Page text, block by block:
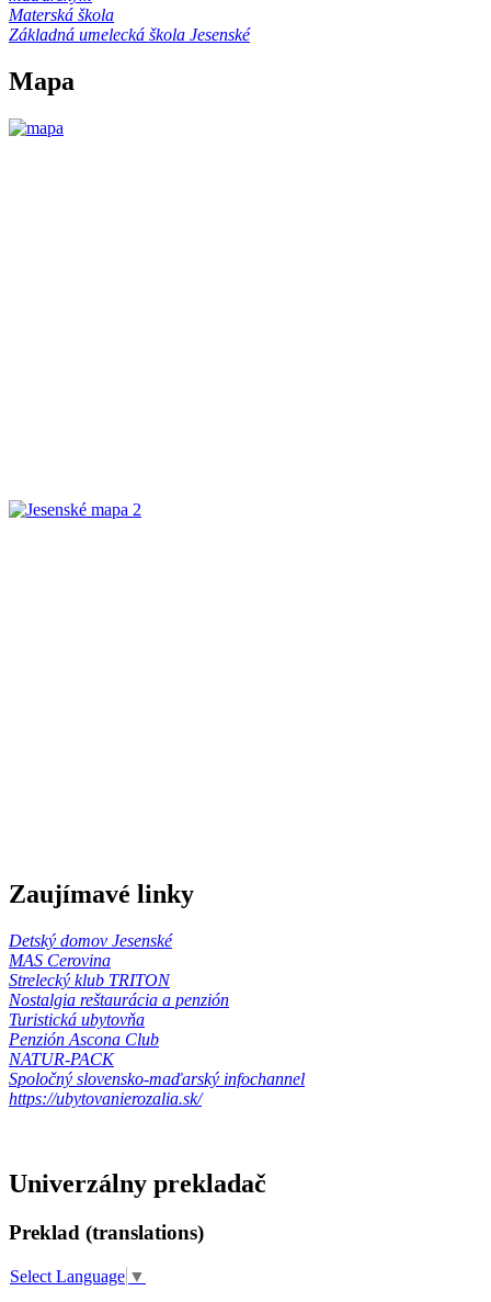
Materská škola
Základná umelecká škola Jesenské
Mapa
Zaujímavé linky
Detský domov Jesenské
MAS Cerovina
Strelecký klub TRITON
Nostalgia reštaurácia a penzión
Turistická ubytovňa
Penzión Ascona Club
NATUR-PACK
Spoločný slovensko-maďarský infochannel
https://ubytovanierozalia.sk/
Univerzálny prekladač
Preklad (translations)
Select Language ▼